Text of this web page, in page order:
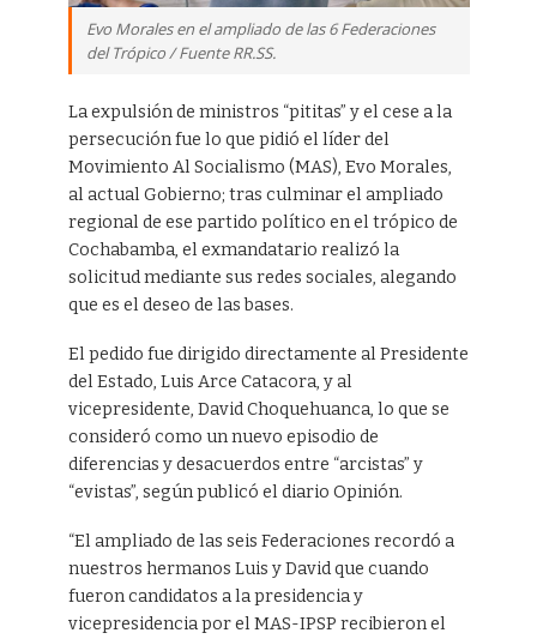
Evo Morales en el ampliado de las 6 Federaciones
del Trópico / Fuente RR.SS.
La expulsión de ministros “pititas” y el cese a la
persecución fue lo que pidió el líder del
Movimiento Al Socialismo (MAS), Evo Morales,
al actual Gobierno; tras culminar el ampliado
regional de ese partido político en el trópico de
Cochabamba, el exmandatario realizó la
solicitud mediante sus redes sociales, alegando
que es el deseo de las bases.
El pedido fue dirigido directamente al Presidente
del Estado, Luis Arce Catacora, y al
vicepresidente, David Choquehuanca, lo que se
consideró como un nuevo episodio de
diferencias y desacuerdos entre “arcistas” y
“evistas”, según publicó el diario Opinión.
“El ampliado de las seis Federaciones recordó a
nuestros hermanos Luis y David que cuando
fueron candidatos a la presidencia y
vicepresidencia por el MAS-IPSP recibieron el